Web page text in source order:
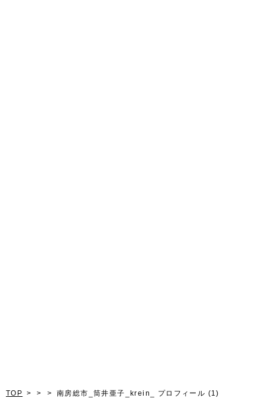
TOP 南房総市_筒井亜子_krein_ プロフィール (1)